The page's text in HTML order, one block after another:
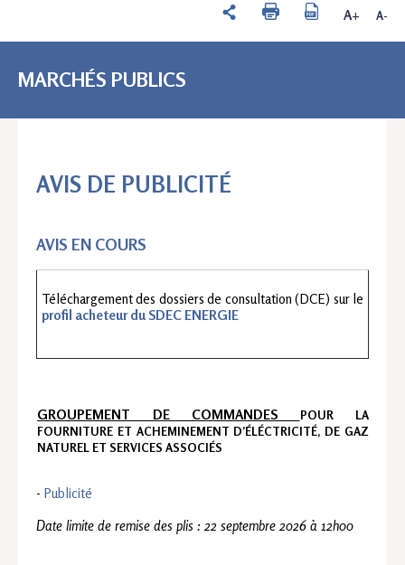
A+ A-
MARCHÉS PUBLICS
AVIS DE PUBLICITÉ
AVIS EN COURS
profil acheteur du SDEC ENERGIE
GROUPEMENT DE COMMANDES
POUR LA
FOURNITURE ET ACHEMINEMENT D’ÉLÉCTRICITÉ, DE GAZ
NATUREL ET SERVICES ASSOCIÉS
- Publicité
Date limite de remise des plis : 22 septembre 2026 à 12h00